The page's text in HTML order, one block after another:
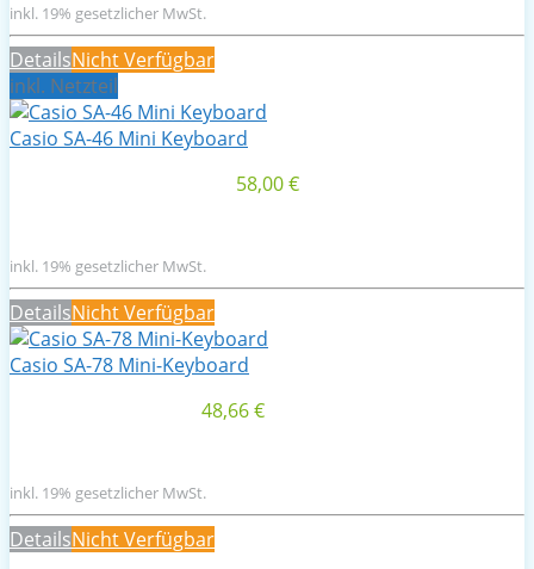
inkl. 19% gesetzlicher MwSt.
DetailsNicht Verfügbar
inkl. Netzteil
Casio SA-46 Mini Keyboard
58,00 €
inkl. 19% gesetzlicher MwSt.
DetailsNicht Verfügbar
Casio SA-78 Mini-Keyboard
48,66 €
inkl. 19% gesetzlicher MwSt.
DetailsNicht Verfügbar